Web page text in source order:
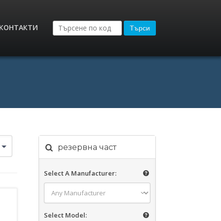
Търси
резервна част
Select A Manufacturer:
Select Model: